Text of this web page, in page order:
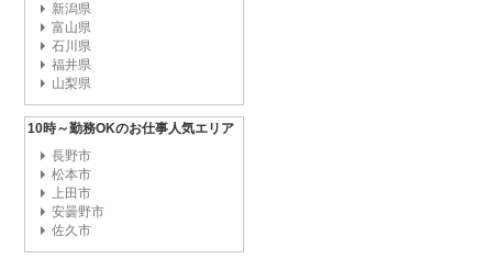
新潟県
富山県
石川県
福井県
山梨県
10時～勤務OKのお仕事人気エリア
長野市
松本市
上田市
安曇野市
佐久市